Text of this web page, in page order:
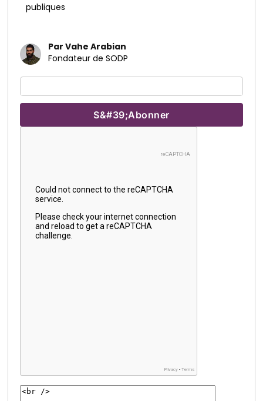
publiques
Par Vahe Arabian
Fondateur de SODP